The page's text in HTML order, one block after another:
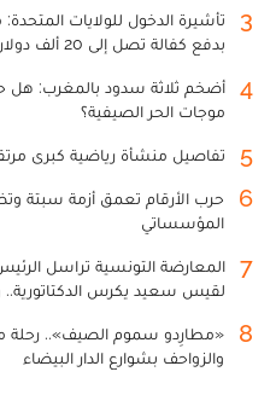
3
بدفع كفالة تصل إلى 20 ألف دولار
4
أضخم ثلاثة سدود بالمغرب:
موجات الحر الصيفية؟
5 تفاصيل منشأة رياضية كبرى
6
حرب الأرقام تعمق أزمة سبتة
المؤسساتي
7
المعارضة التونسية تراسل
لقيس سعيد يكرس
8
«مطارِدو سموم الصيف».. رحلة
والزواحف بشوارع الدار البيضاء